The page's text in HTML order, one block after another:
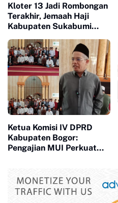
Kloter 13 Jadi Rombongan
Terakhir, Jemaah Haji
Kabupaten Sukabumi
Penuh Haru dan Syukur
Ketua Komisi IV DPRD
Kabupaten Bogor:
Pengajian MUI Perkuat
Penyimpangan Sosial